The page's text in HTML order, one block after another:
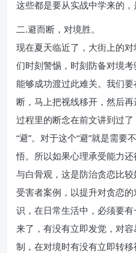
这些都是要从实战中学来的，
二.避而断，对境胜。
现在夏天临近了，大街上的
们时刻警惕，时刻防备对境
能够成功渡过此难关。我们要
断，马上把视线移开，然后
过程里的断念在前文讲到过
“避”。对于这个“避”就是需要
悟。所以如果心理承受能力
与白骨观，这是防治贪恋比
受害者案例，以提升对贪恋
识，在日常生活中，必须要
来了，有没有立即发觉，对
制，在对境时有没有立即转